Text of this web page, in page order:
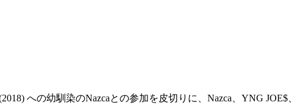
への幼馴染のNazcaとの参加を皮切りに、 Nazca YNG JOE$